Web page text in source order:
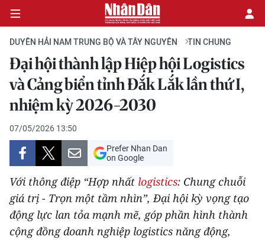
CHÍNH TRỊ
KINH TẾ
VĂN HÓA
XÃ HỘI
PHÁP LUẬT
DU LỊCH
DUYÊN HẢI NAM TRUNG BỘ VÀ TÂY NGUYÊN TIN CHUNG
Đại hội thành lập Hiệp hội Logistics
và Cảng biển tỉnh Đắk Lắk lần thứ I,
nhiệm kỳ 2026-2030
07/05/2026 13:50
Prefer Nhan Dan
on Google
Với thông điệp “Hợp nhất logistics: Chung chuỗi
giá trị - Trọn một tầm nhìn”, Đại hội kỳ vọng tạo
động lực lan tỏa mạnh mẽ, góp phần hình thành
cộng đồng doanh nghiệp logistics năng động,